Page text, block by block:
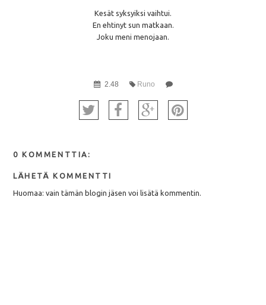
Kesät syksyiksi vaihtui.
En ehtinyt sun matkaan.
Joku meni menojaan.
2.48 Runo
0 KOMMENTTIA:
LÄHETÄ KOMMENTTI
Huomaa: vain tämän blogin jäsen voi lisätä kommentin.